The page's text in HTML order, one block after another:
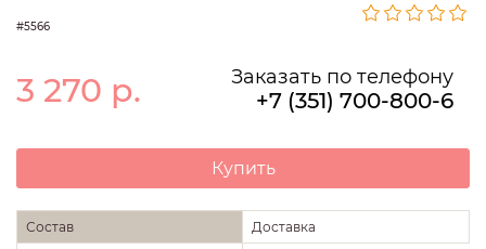
#5566
3 270 р. Заказать по телефону
+7 (351) 700-800-6
Купить
Состав
Доставка